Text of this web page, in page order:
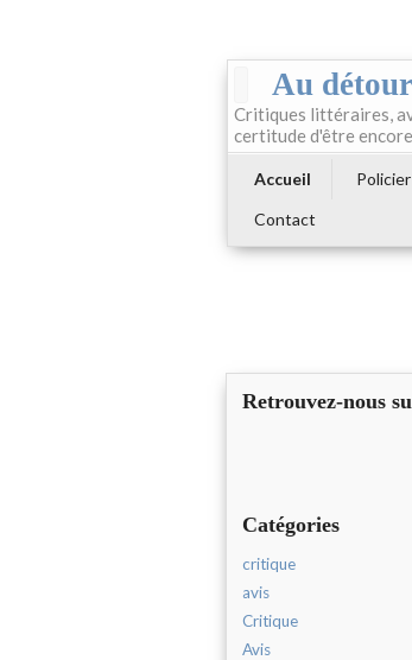
Au
Critiques littéraires,
certitude d'être encore
Accueil Policier
Contact
Retrouvez-nous
Catégories
critique
avis
Critique
Avis